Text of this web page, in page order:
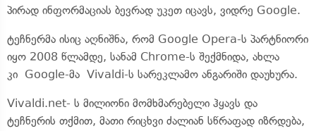
პირად ინფორმაციას ბევრად უკეთ იცავს, ვიდრე Google.
ტეჩნერმა ისიც აღნიშნა, რომ Google Opera-ს პარტნიორი
იყო 2008 წლამდე, სანამ Chrome-ს შექმნიდა, ახლა
კი Google-მა Vivaldi-ს სარეკლამო ანგარიში დაუხურა.
Vivaldi.net- ს მილიონი მომხმარებელი ჰყავს და
ტეჩნერის თქმით, მათი რიცხვი ძალიან სწრაფად იზრდება,